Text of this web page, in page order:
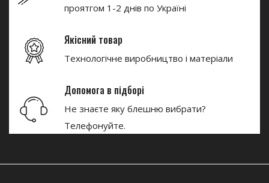
проятгом 1-2 днів по Україні
Якісний товар
Технологічне виробництво і матеріали
Допомога в підборі
Не знаєте яку блешню вибрати?
Телефонуйте.